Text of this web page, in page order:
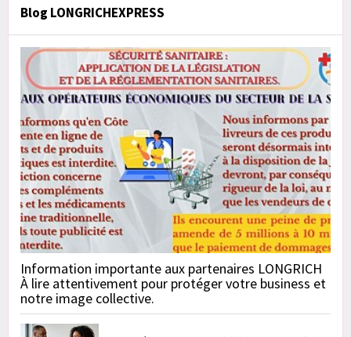
Blog LONGRICHEXPRESS
Information importante aux partenaires LONGRICH
À lire attentivement pour protéger votre business et
notre image collective.